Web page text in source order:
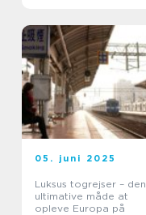
05. juni 2025
Luksus togrejser – den
ultimative måde at
opleve Europa på